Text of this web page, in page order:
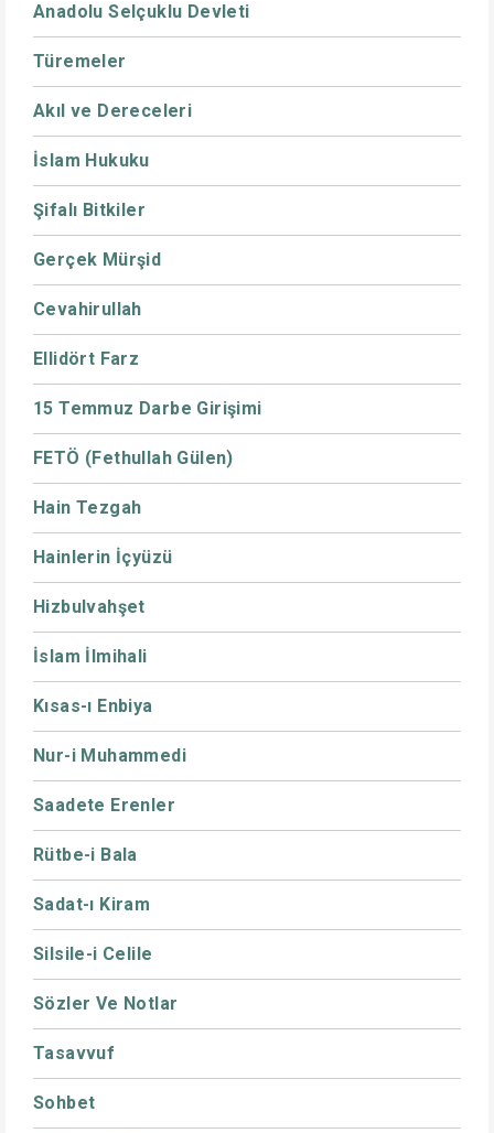
Anadolu Selçuklu Devleti
Türemeler
Akıl ve Dereceleri
İslam Hukuku
Şifalı Bitkiler
Gerçek Mürşid
Cevahirullah
Ellidört Farz
15 Temmuz Darbe Girişimi
FETÖ (Fethullah Gülen)
Hain Tezgah
Hainlerin İçyüzü
Hizbulvahşet
İslam İlmihali
Kısas-ı Enbiya
Nur-i Muhammedi
Saadete Erenler
Rütbe-i Bala
Sadat-ı Kiram
Silsile-i Celile
Sözler Ve Notlar
Tasavvuf
Sohbet